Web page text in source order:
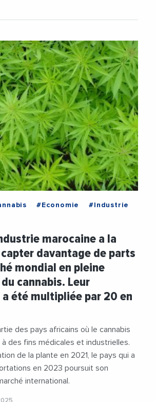
#Economie
#Industrie
marocaine a la
davantage de parts
mondial en pleine
cannabis. Leur
été multipliée par 20 en
des pays africains où le cannabis
des fins médicales et industrielles.
de la plante en 2021, le pays qui a
en 2023 poursuit son
international.